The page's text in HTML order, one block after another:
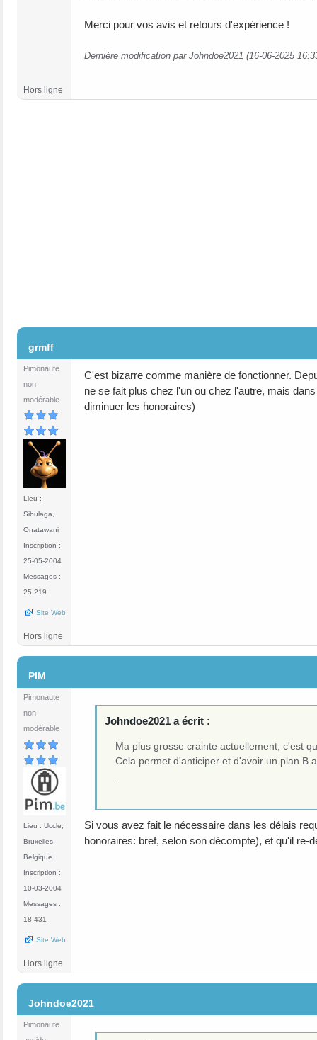
Merci pour vos avis et retours d'expérience !
Dernière modification par Johndoe2021 (16-06-2025
Hors ligne
grmff
Pimonaute
non
modérable
Lieu :
Sibulaga,
Onatawani
Inscription :
25-05-2004
Messages :
25 219
Site Web
C'est bizarre comme manière de fonctionner.
ne se fait plus chez l'un ou chez l'autre, mais
diminuer les honoraires)
Hors ligne
PIM
Pimonaute
non
modérable
Lieu : Uccle,
Bruxelles,
Belgique
Inscription :
10-03-2004
Messages :
18 431
Site Web
Johndoe2021 a écrit :
Ma plus grosse crainte actuellement, c'est
Cela permet d'anticiper et d'avoir un plan B
Si vous avez fait le nécessaire dans les délais
honoraires: bref, selon son décompte), et qu'il re-
Hors ligne
Johndoe2021
Pimonaute